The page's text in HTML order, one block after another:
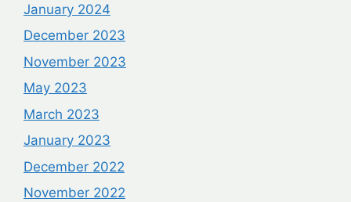
January 2024
December 2023
November 2023
May 2023
March 2023
January 2023
December 2022
November 2022